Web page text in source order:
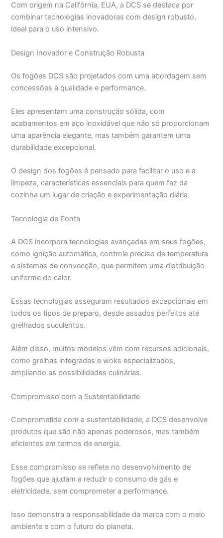
Com origem na Califórnia, EUA, a DCS se destaca por
combinar tecnologias inovadoras com design robusto,
ideal para o uso intensivo.
Design Inovador e Construção Robusta
Os fogões DCS são projetados com uma abordagem sem
concessões à qualidade e performance.
Eles apresentam uma construção sólida, com
acabamentos em aço inoxidável que não só proporcionam
uma aparência elegante, mas também garantem uma
durabilidade excepcional.
O design dos fogões é pensado para facilitar o uso e a
limpeza, características essenciais para quem faz da
cozinha um lugar de criação e experimentação diária.
Tecnologia de Ponta
A DCS incorpora tecnologias avançadas em seus fogões,
como ignição automática, controle preciso de temperatura
e sistemas de convecção, que permitem uma distribuição
uniforme do calor.
Essas tecnologias asseguram resultados excepcionais em
todos os tipos de preparo, desde assados perfeitos até
grelhados suculentos.
Além disso, muitos modelos vêm com recursos adicionais,
como grelhas integradas e woks especializados,
ampliando as possibilidades culinárias.
Compromisso com a Sustentabilidade
Comprometida com a sustentabilidade, a DCS desenvolve
produtos que são não apenas poderosos, mas também
eficientes em termos de energia.
Esse compromisso se reflete no desenvolvimento de
fogões que ajudam a reduzir o consumo de gás e
eletricidade, sem comprometer a performance.
Isso demonstra a responsabilidade da marca com o meio
ambiente e com o futuro do planeta.